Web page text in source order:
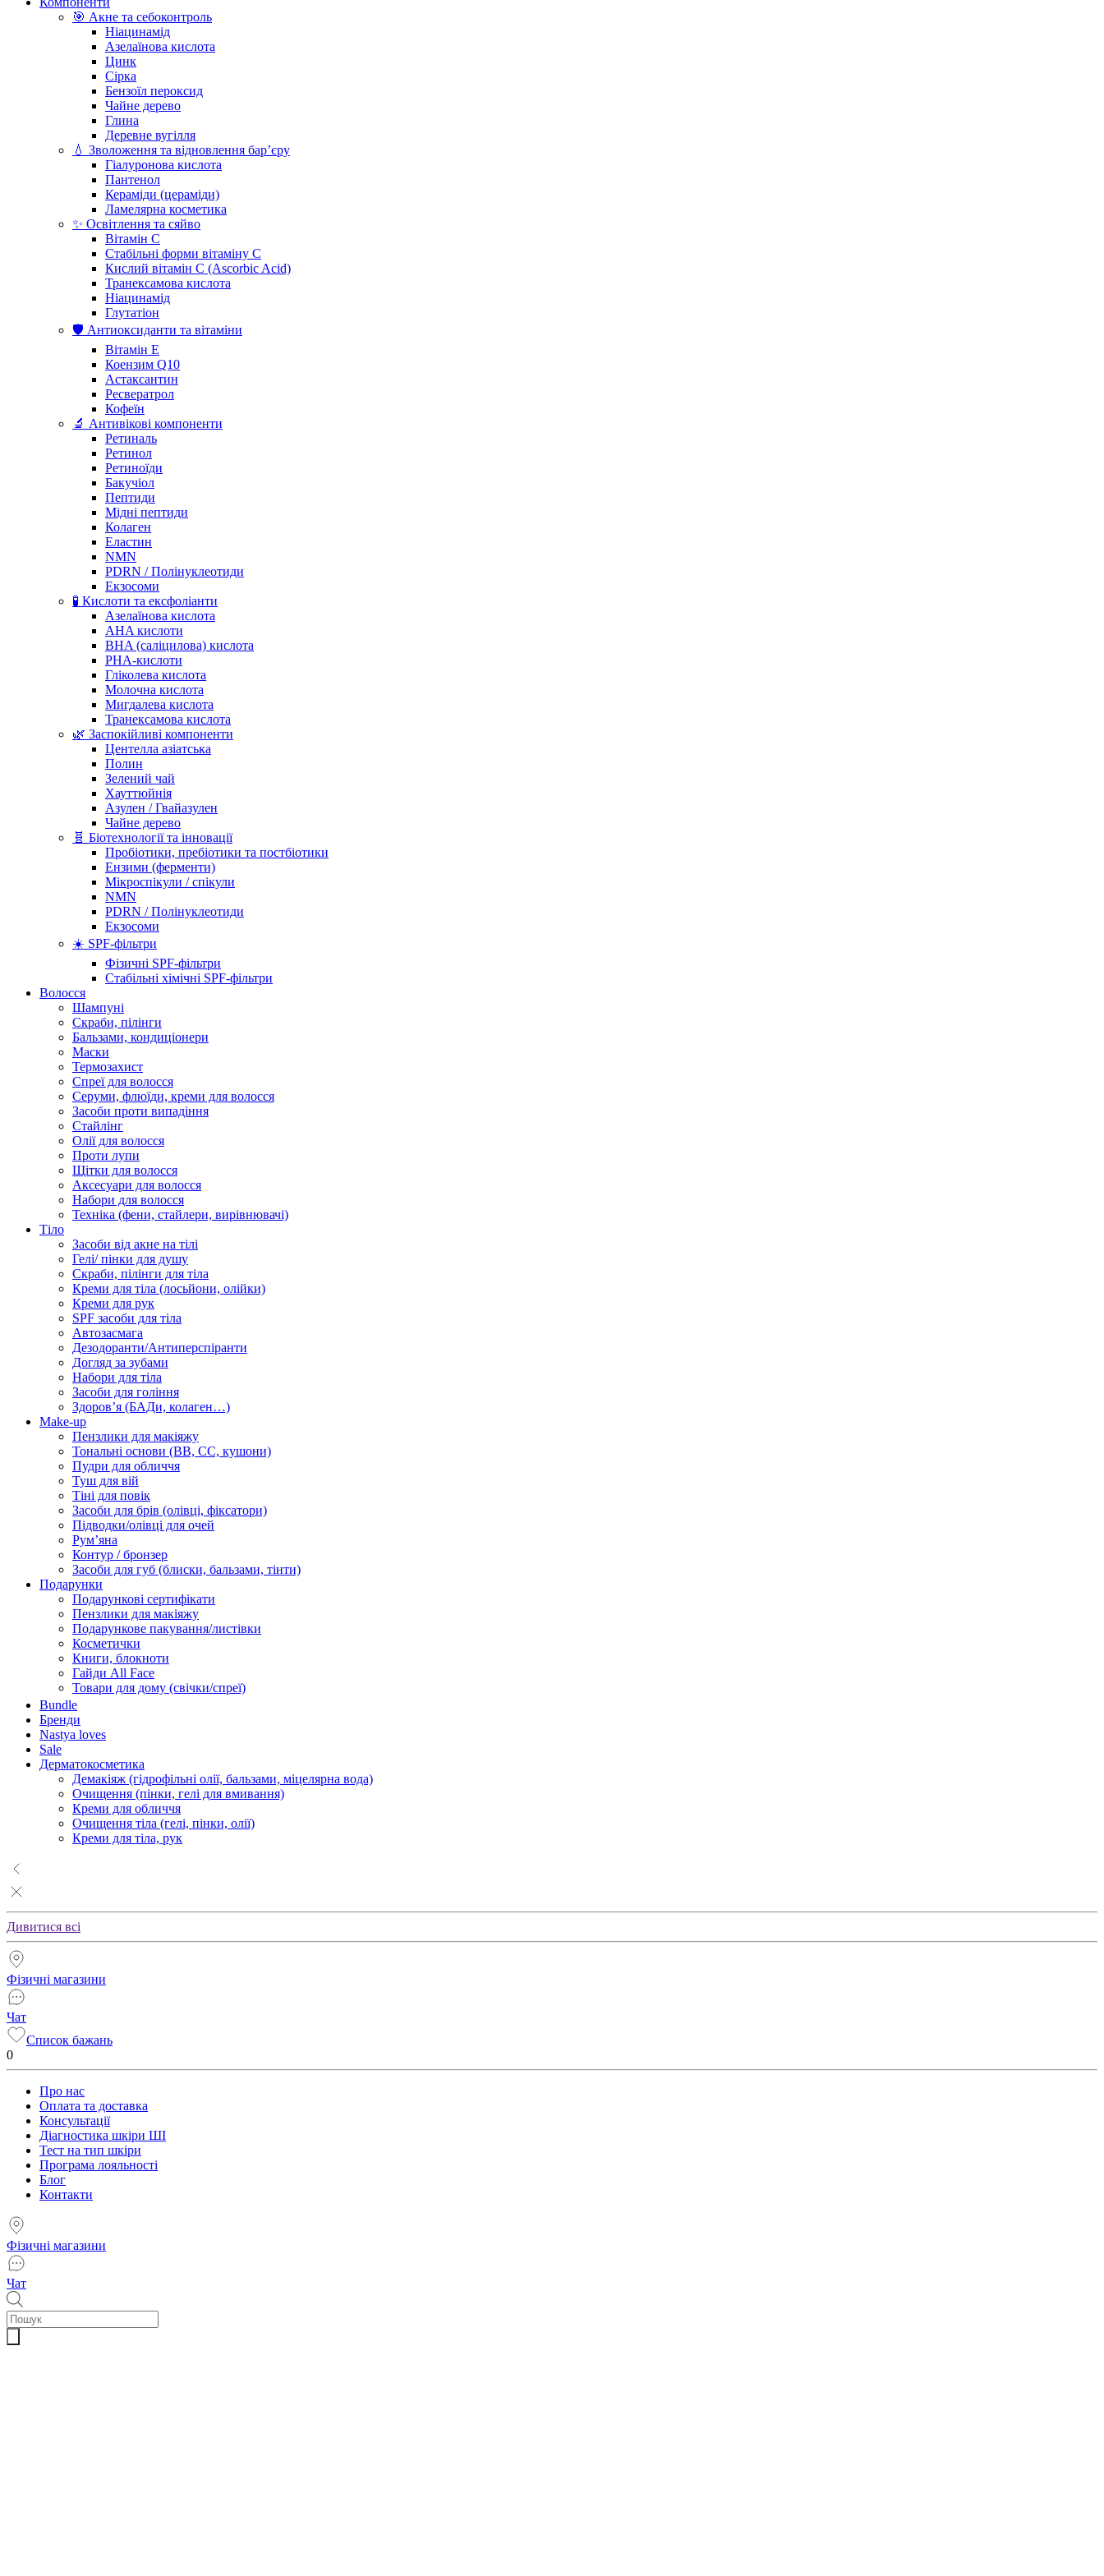
🎯 Акне та себоконтроль
Ніацинамід
Азелаїнова кислота
Цинк
Сірка
Бензоїл пероксид
Чайне дерево
Глина
Деревне вугілля
💧 Зволоження та відновлення бар’єру
Гіалуронова кислота
Пантенол
Кераміди (цераміди)
Ламелярна косметика
✨ Освітлення та сяйво
Вітамін С
Стабільні форми вітаміну С
Кислий вітамін С (Ascorbic Acid)
Транексамова кислота
Ніацинамід
Глутатіон
🛡️ Антиоксиданти та вітаміни
Вітамін Е
Коензим Q10
Астаксантин
Ресвератрол
Кофеїн
🔬 Антивікові компоненти
Ретиналь
Ретинол
Ретиноїди
Бакучіол
Пептиди
Мідні пептиди
Колаген
Еластин
NMN
PDRN / Полінуклеотиди
Екзосоми
🧪 Кислоти та ексфоліанти
Азелаїнова кислота
AHA кислоти
BHA (саліцилова) кислота
PHA-кислоти
Гліколева кислота
Молочна кислота
Мигдалева кислота
Транексамова кислота
🌿 Заспокійливі компоненти
Центелла азіатська
Полин
Зелений чай
Хауттюйнія
Азулен / Гвайазулен
Чайне дерево
🧬 Біотехнології та інновації
Пробіотики, пребіотики та постбіотики
Ензими (ферменти)
Мікроспікули / спікули
NMN
PDRN / Полінуклеотиди
Екзосоми
☀️ SPF-фільтри
Фізичні SPF-фільтри
Стабільні хімічні SPF-фільтри
Волосся
Шампуні
Скраби, пілінги
Бальзами, кондиціонери
Маски
Термозахист
Спреї для волосся
Серуми, флюїди, креми для волосся
Засоби проти випадіння
Стайлінг
Олії для волосся
Проти лупи
Щітки для волосся
Аксесуари для волосся
Набори для волосся
Техніка (фени, стайлери, вирівнювачі)
Тіло
Засоби від акне на тілі
Гелі/ пінки для душу
Скраби, пілінги для тіла
Креми для тіла (лосьйони, олійки)
Креми для рук
SPF засоби для тіла
Автозасмага
Дезодоранти/Антиперспіранти
Догляд за зубами
Набори для тіла
Засоби для гоління
Здоровʼя (БАДи, колаген…)
Make-up
Пензлики для макіяжу
Тональні основи (BB, CC, кушони)
Пудри для обличчя
Туш для вій
Тіні для повік
Засоби для брів (олівці, фіксатори)
Підводки/олівці для очей
Румʼяна
Контур / бронзер
Засоби для губ (блиски, бальзами, тінти)
Подарунки
Подарункові сертифікати
Пензлики для макіяжу
Подарункове пакування/листівки
Косметички
Книги, блокноти
Гайди All Face
Товари для дому (свічки/спреї)
Bundle
Бренди
Nastya loves
Sale
Дерматокосметика
Демакіяж (гідрофільні олії, бальзами, міцелярна вода)
Очищення (пінки, гелі для вмивання)
Креми для обличчя
Очищення тіла (гелі, пінки, олії)
Креми для тіла, рук
Дивитися всі
Фізичні магазини
Чат
Список бажань
0
Про нас
Оплата та доставка
Консультації
Діагностика шкіри ШІ
Тест на тип шкіри
Програма лояльності
Блог
Контакти
Фізичні магазини
Чат
Пошук
товарів